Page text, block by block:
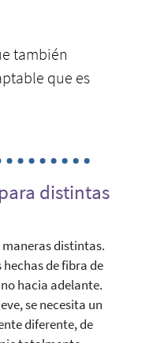
también
que es
distintas
distintas.
de fibra de
hacia adelante.
se necesita un
diferente, de